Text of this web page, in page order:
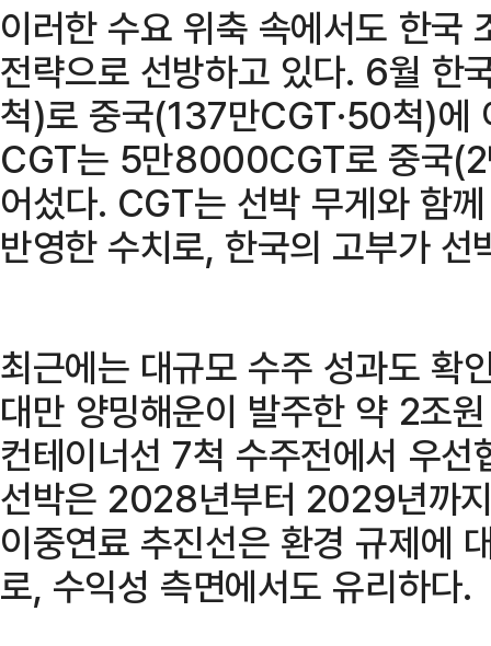
이러한 수요 위축 속에서도 한국
전략으로 선방하고 있다. 6월
척)로 중국(137만CGT·50척)에
CGT는 5만8000CGT로 중국
어섰다. CGT는 선박 무게와 함
반영한 수치로, 한국의 고부가
최근에는 대규모 수주 성과도 확
대만 양밍해운이 발주한 약 2조
컨테이너선 7척 수주전에서 우
선박은 2028년부터 2029년까
이중연료 추진선은 환경 규제에
로, 수익성 측면에서도 유리하다.